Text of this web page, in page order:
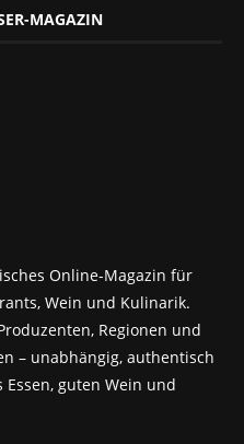
MAGAZIN
Online-Magazin für
Wein und Kulinarik.
Regionen und
– unabhängig, authentisch
guten Wein und